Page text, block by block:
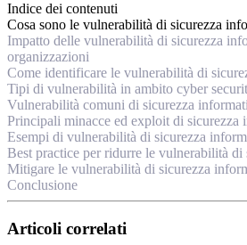
Indice dei contenuti
Cosa sono le vulnerabilità di sicurezza
Impatto delle vulnerabilità di sicurezza
organizzazioni
Come identificare le vulnerabilità di
Tipi di vulnerabilità in ambito cyber
Vulnerabilità comuni di sicurezza
Principali minacce ed exploit di sicurezza
Esempi di vulnerabilità di sicurezza
Best practice per ridurre le vulnerabilità di
Mitigare le vulnerabilità di sicurezza
Conclusione
Articoli correlati